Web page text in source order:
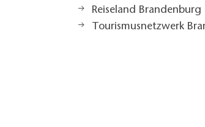
Reiseland Brandenburg
Tourismusnetzwerk